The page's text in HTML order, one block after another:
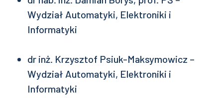
Wydział Automatyki, Elektroniki i
Informatyki
dr inż. Krzysztof Psiuk-Maksymowicz –
Wydział Automatyki, Elektroniki i
Informatyki